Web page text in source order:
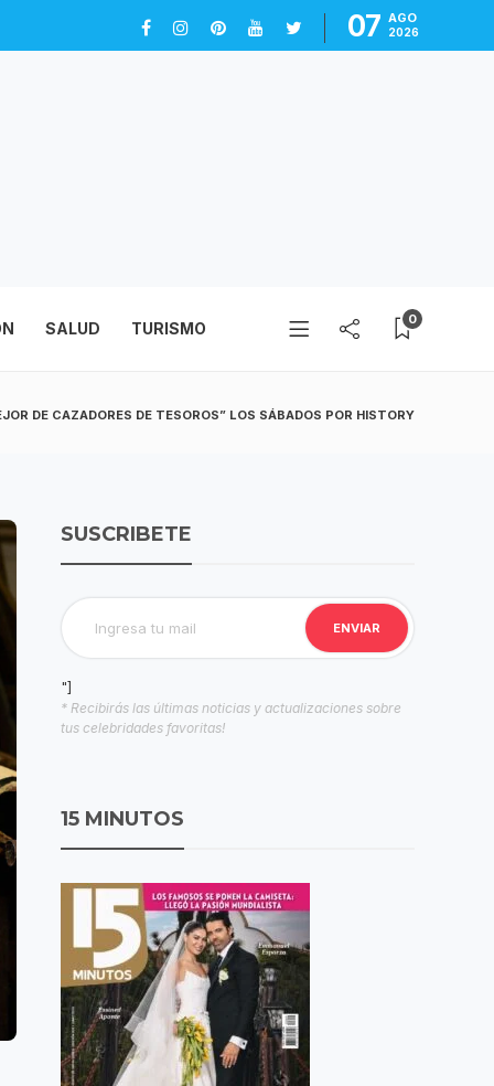
07 AGO
2026
SALUD TURISMO 0
DE CAZADORES DE TESOROS” LOS SÁBADOS POR HISTORY
SUSCRIBETE
"]
* Recibirás las últimas noticias y actualizaciones sobre
tus celebridades favoritas!
15 MINUTOS